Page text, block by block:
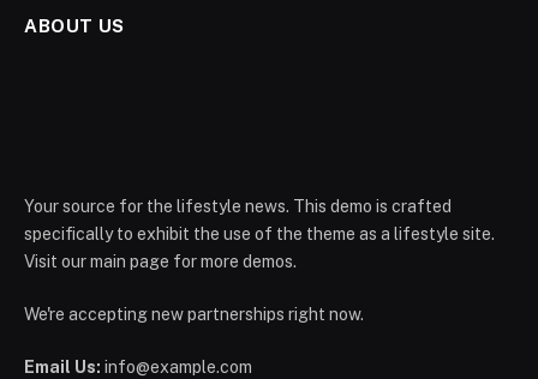
ABOUT US
Your source for the lifestyle news. This demo is crafted
specifically to exhibit the use of the theme as a lifestyle site.
Visit our main page for more demos.
We're accepting new partnerships right now.
Email Us: info@example.com